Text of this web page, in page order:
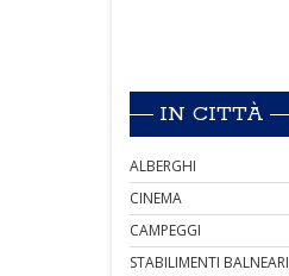
IN CITTÀ
ALBERGHI
CINEMA
CAMPEGGI
STABILIMENTI BALNEARI